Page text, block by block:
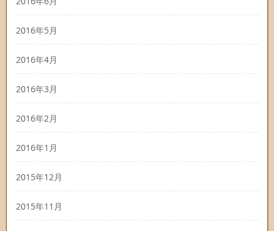
2016年5月
2016年4月
2016年3月
2016年2月
2016年1月
2015年12月
2015年11月